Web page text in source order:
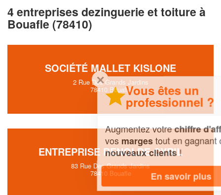
4 entreprises dezinguerie et toiture à
Bouafle (78410)
SOCIÉTÉ MALLET KISLONE
2 Rue Des Grands Jardins
78410 Bouafle
ENTREPRISE RENOLDE CYRIL
83 Rue Des Grands Jardins
78410 Bouafle
Vous êtes un
professionnel ?
Augmentez votrechiffre d'affaireset
margestout en gagnant de
nouveaux clients!
En savoir plus